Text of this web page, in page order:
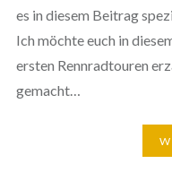
es in diesem Beitrag
Ich möchte euch in
ersten Rennradtouren
gemacht…